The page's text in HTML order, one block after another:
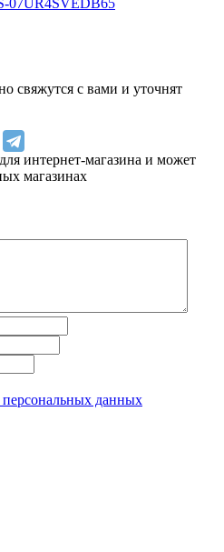
свяжутся с вами и уточнят
интернет-магазина и может
магазинах
персональных данных